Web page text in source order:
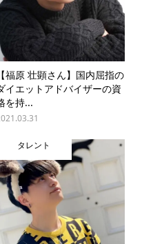
【福原 壮顕さん】国内屈指の
イエットアドバイザーの資
を持...
タレント